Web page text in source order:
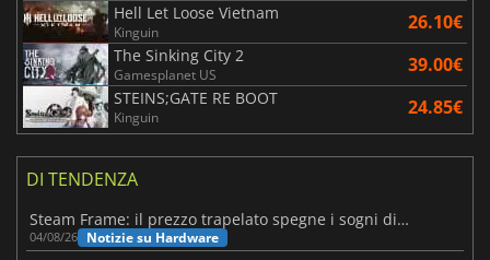
Hell Let Loose Vietnam
Kinguin 26.10€
The Sinking City 2
Gamesplanet US 39.00€
STEINS;GATE RE BOOT
Kinguin 24.85€
DI TENDENZA
Steam Frame: il prezzo trapelato spegne i sogni di un VR economico
04/08/26 Notizie su Hardware